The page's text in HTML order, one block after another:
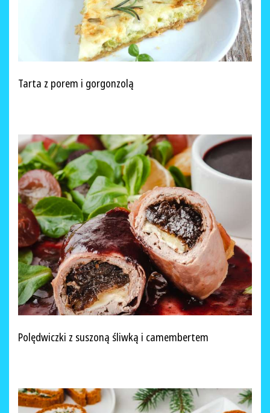
Tarta z porem i gorgonzolą
Polędwiczki z suszoną śliwką i camembertem